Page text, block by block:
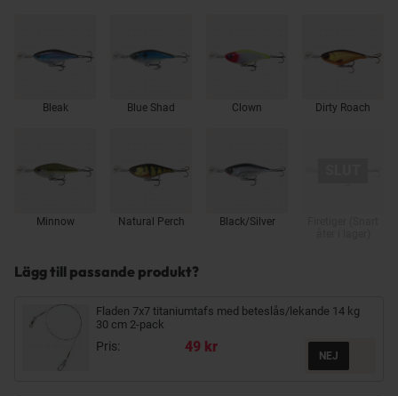
Bleak Blue Shad Clown Dirty Roach
Minnow Natural Perch Black/Silver
Lägg till passande produkt?
Fladen 7x7 titaniumtafs med beteslås/lekande 14 kg
30 cm 2-pack
Pris: 49 kr